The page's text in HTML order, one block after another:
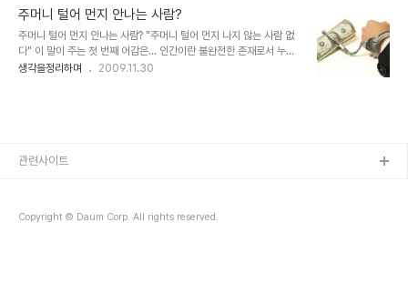
이렇게 하면 지금 초등학..
할 정도이니.. ^^ 구글 웨이브, 저또한 아직 제대로 사용하고 있지 못합
니다만, 작은 바램이 있다면, 한글 서비스가 빨리 시작되었으면 좋겠다
는 것... ^^ 아무래도 이 땅에서 더많은 사용자의 저변확대를 꾀하려면
그렇게 되어야 하지 않을까 합니다. G메일처럼... 더불어 피카사 3.5
한글 업그레이드도 많이 기다려 지는데... 언제쯤 되려는지.. ^^ 말이
주머니 털어 먼지 안나는 사람?
주머니 털어 먼지 안나는 사람? "주머니 털어 먼지 나지 않는 사람 없
다" 이 말이 주는 첫 번째 어감은... 인간이란 불완전한 존재로서 누구
나 실수 할 수 있고, 문제를 일으킬 수 있는 가능성?이 있다는 점을 느
말이 적지 않게 들립니다. -아마도 그 목소리는 동질의 잘못을 하고 있
생각을정리하며 2009.11.30
Copyright © Daum Corp. All rights reserved.
관련사이트